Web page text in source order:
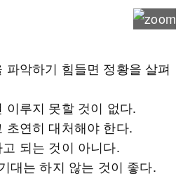
악하기 힘들면 정황을 살펴
이루지 못할 것이 없다.
초연히 대처해야 한다.
되는 것이 아니다.
대는 하지 않는 것이 좋다.